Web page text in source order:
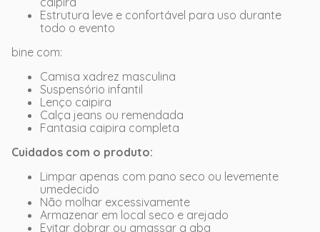
Estrutura leve e confortável para uso durante
todo o evento
bine com:
Camisa xadrez masculina
Suspensório infantil
Lenço caipira
Calça jeans ou remendada
Fantasia caipira completa
Cuidados com o produto:
Limpar apenas com pano seco ou levemente
umedecido
Não molhar excessivamente
Armazenar em local seco e arejado
Evitar dobrar ou amassar a aba